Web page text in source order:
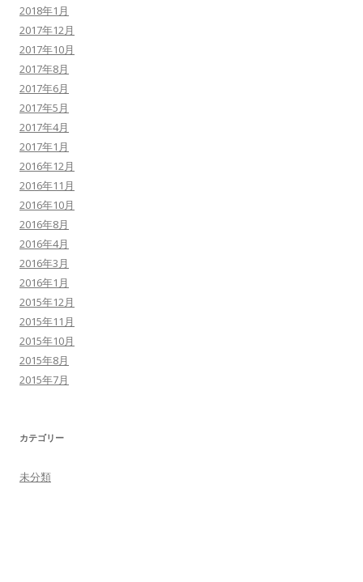
2018年1月
2017年12月
2017年10月
2017年8月
2017年6月
2017年5月
2017年4月
2017年1月
2016年12月
2016年11月
2016年10月
2016年8月
2016年4月
2016年3月
2016年1月
2015年12月
2015年11月
2015年10月
2015年8月
2015年7月
カテゴリー
未分類